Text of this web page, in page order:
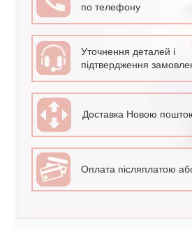
по телефону
Уточнення деталей і
підтвердження
Доставка Новою
Оплата післяплатою